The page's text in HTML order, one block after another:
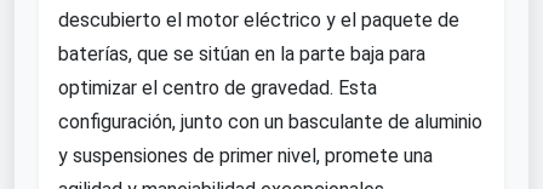
descubierto el motor eléctrico y el paquete de
baterías, que se sitúan en la parte baja para
optimizar el centro de gravedad. Esta
configuración, junto con un basculante de aluminio
y suspensiones de primer nivel, promete una